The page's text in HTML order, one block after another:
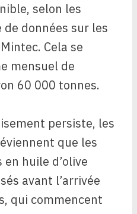
selon les
données sur les
Cela se
mensuel de
60 000 tonnes.
persiste, les
que les
huile d’olive
avant l’arrivée
qui commencent